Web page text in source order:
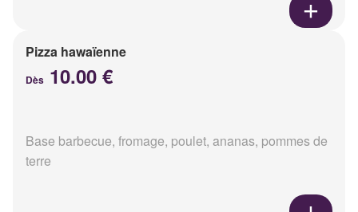
Pizza hawaïenne
Dès 10.00 €
Base barbecue, fromage, poulet, ananas, pommes de
terre